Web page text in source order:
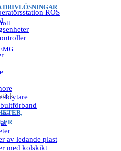
ROS
av ledande plast
med kolskikt